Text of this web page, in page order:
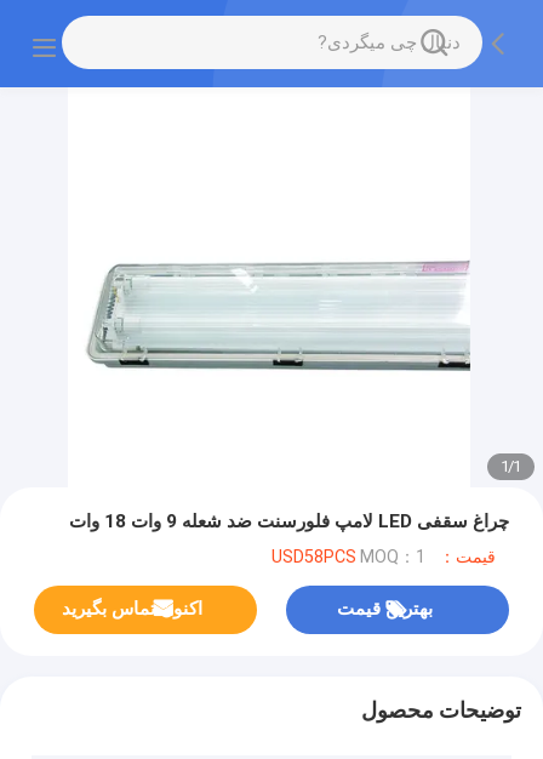
1
/
1
چراغ سقفی LED لامپ فلورسنت ضد شعله 9 وات 18 وات
قیمت：USD58PCS MOQ：1
بهترین قیمت اکنون تماس بگیرید
توضیحات محصول